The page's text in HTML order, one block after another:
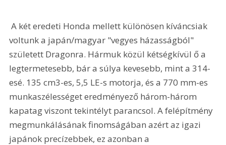
A két eredeti Honda mellett különösen kíváncsiak
voltunk a japán/magyar "vegyes házasságból"
született Dragonra. Hármuk közül kétségkívül ő a
legtermetesebb, bár a súlya kevesebb, mint a 314-
esé. 135 cm3-es, 5,5 LE-s motorja, és a 770 mm-es
munkaszélességet eredményező három-három
kapatag viszont tekintélyt parancsol. A felépítmény
megmunkálásának finomságában azért az igazi
japánok precízebbek, ez azonban a